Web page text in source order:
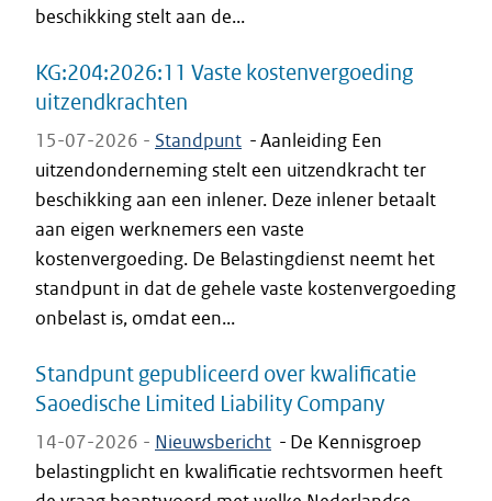
beschikking stelt aan de...
KG:204:2026:11 Vaste kostenvergoeding
uitzendkrachten
15-07-2026 - Standpunt -Aanleiding Een
uitzendonderneming stelt een uitzendkracht ter
beschikking aan een inlener. Deze inlener betaalt
aan eigen werknemers een vaste
kostenvergoeding. De Belastingdienst neemt het
standpunt in dat de gehele vaste kostenvergoeding
onbelast is, omdat een...
Standpunt gepubliceerd over kwalificatie
Saoedische Limited Liability Company
14-07-2026 - Nieuwsbericht - De Kennisgroep
belastingplicht en kwalificatie rechtsvormen heeft